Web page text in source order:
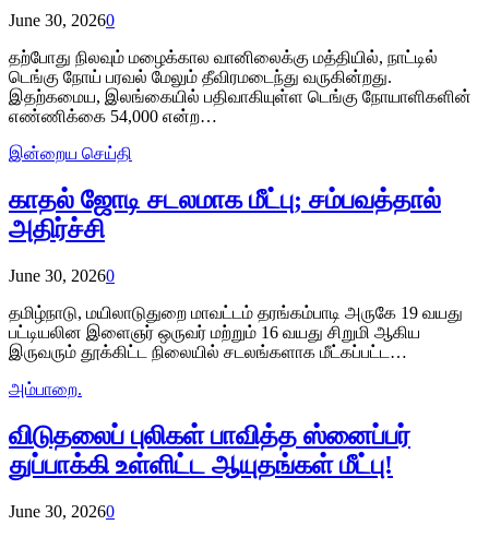
June 30, 20260
தற்போது நிலவும் மழைக்கால வானிலைக்கு மத்தியில், நாட்டில்
டெங்கு நோய் பரவல் மேலும் தீவிரமடைந்து வருகின்றது.
இதற்கமைய, இலங்கையில் பதிவாகியுள்ள டெங்கு நோயாளிகளின்
எண்ணிக்கை 54,000 என்ற…
இன்றைய செய்தி
காதல் ஜோடி சடலமாக மீட்பு; சம்பவத்தால்
அதிர்ச்சி
June 30, 20260
தமிழ்நாடு, மயிலாடுதுறை மாவட்டம் தரங்கம்பாடி அருகே 19 வயது
பட்டியலின இளைஞர் ஒருவர் மற்றும் 16 வயது சிறுமி ஆகிய
இருவரும் தூக்கிட்ட நிலையில் சடலங்களாக மீட்கப்பட்ட…
அம்பாறை.
விடுதலைப் புலிகள் பாவித்த ஸ்னைப்பர்
துப்பாக்கி உள்ளிட்ட ஆயுதங்கள் மீட்பு!
June 30, 20260